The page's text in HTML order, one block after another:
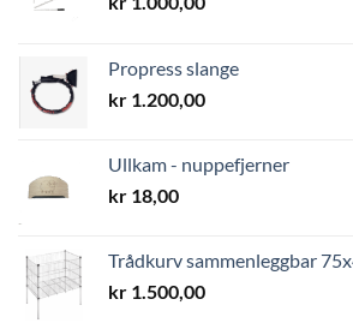
Propress slange
kr 1.200,00
Ullkam - nuppefjerner
kr 18,00
Trådkurv sammenleggbar
kr 1.500,00